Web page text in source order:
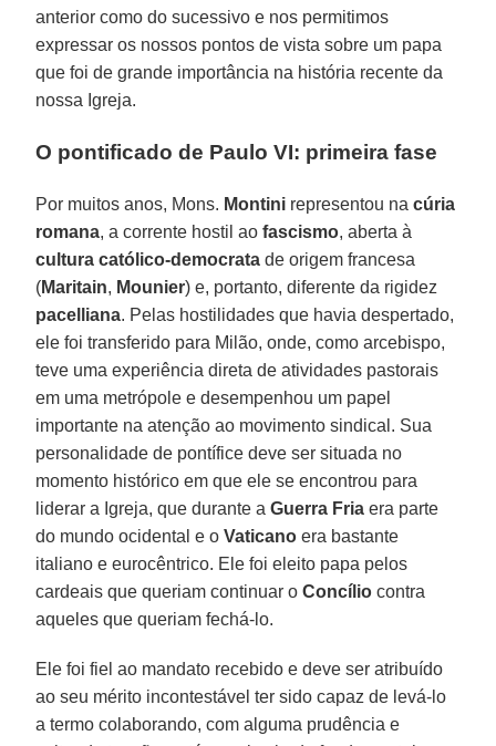
anterior como do sucessivo e nos permitimos
expressar os nossos pontos de vista sobre um papa
que foi de grande importância na história recente da
nossa Igreja.
O pontificado de Paulo VI: primeira fase
Por muitos anos, Mons. Montini representou nacúria
romana, a corrente hostil aofascismo, aberta à
cultura católico-democrata de origem francesa
(Maritain, Mounier) e, portanto, diferente da rigidez
pacelliana. Pelas hostilidades que havia despertado,
ele foi transferido para Milão, onde, como arcebispo,
teve uma experiência direta de atividades pastorais
em uma metrópole e desempenhou um papel
importante na atenção ao movimento sindical. Sua
personalidade de pontífice deve ser situada no
momento histórico em que ele se encontrou para
liderar a Igreja, que durante aGuerra Fria era parte
do mundo ocidental e oVaticano era bastante
italiano e eurocêntrico. Ele foi eleito papa pelos
cardeais que queriam continuar oConcílio contra
aqueles que queriam fechá-lo.
Ele foi fiel ao mandato recebido e deve ser atribuído
ao seu mérito incontestável ter sido capaz de levá-lo
a termo colaborando, com alguma prudência e